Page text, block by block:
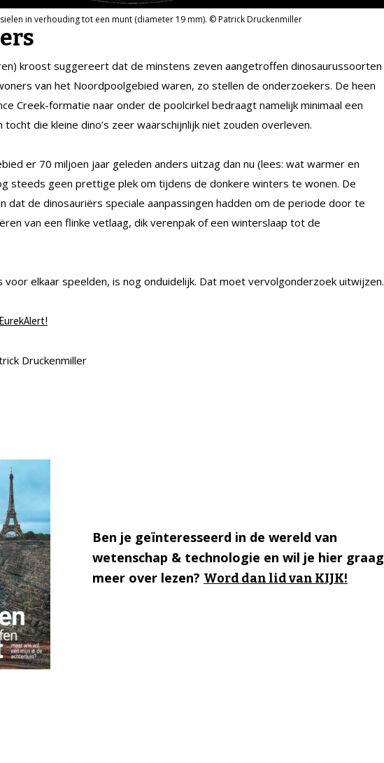
in verhouding tot een munt (diameter 19 mm). © Patrick Druckenmiller
kroost suggereert dat de minstens zeven aangetroffen dinosaurussoorten
van het Noordpoolgebied waren, zo stellen de onderzoekers. De heen
Creek-formatie naar onder de poolcirkel bedraagt namelijk minimaal een
die kleine dino’s zeer waarschijnlijk niet zouden overleven.
er 70 miljoen jaar geleden anders uitzag dan nu (lees: wat warmer en
steeds geen prettige plek om tijdens de donkere winters te wonen. De
dat de dinosauriërs speciale aanpassingen hadden om de periode door te
van een flinke vetlaag, dik verenpak of een winterslaap tot de
voor elkaar speelden, is nog onduidelijk. Dat moet vervolgonderzoek uitwijzen.
EurekAlert!
Druckenmiller
Ben je geïnteresseerd in de wereld van
wetenschap & technologie en wil je hier graag
meer over lezen? Word dan lid van KIJK!